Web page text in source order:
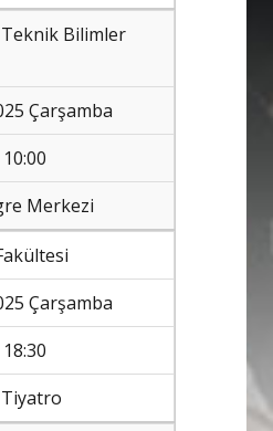
Bilimler
Çarşamba
10:00
Merkezi
Çarşamba
18:30